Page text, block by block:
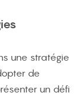
une stratégie
de
un défi